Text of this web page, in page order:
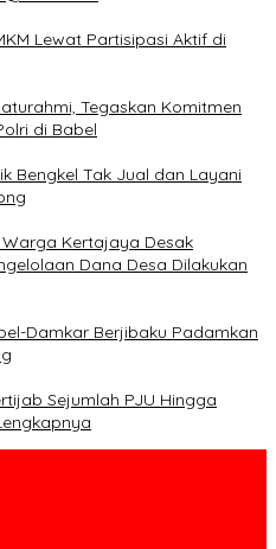
Lewat Partisipasi Aktif di
Tegaskan Komitmen
di Babel
Bengkel Tak Jual dan Layani
Kertajaya Desak
Dana Desa Dilakukan
Damkar Berjibaku Padamkan
Sejumlah PJU Hingga